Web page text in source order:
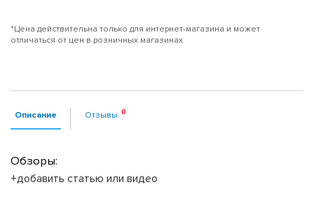
*Цена действительна только для интернет-магазина и может
отличаться от цен в розничных магазинах
Описание Отзывы
Обзоры:
+добавить статью или видео